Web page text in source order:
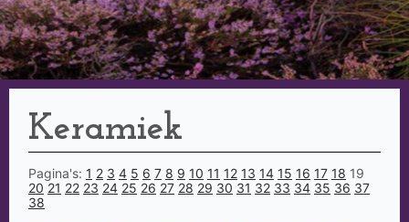
Keramiek
Pagina's: 1 2 3 4 5 6 7 8 9 10 11 12 13 14 15 16 17 18 19
20 21 22 23 24 25 26 27 28 29 30 31 32 33 34 35 36 37
38